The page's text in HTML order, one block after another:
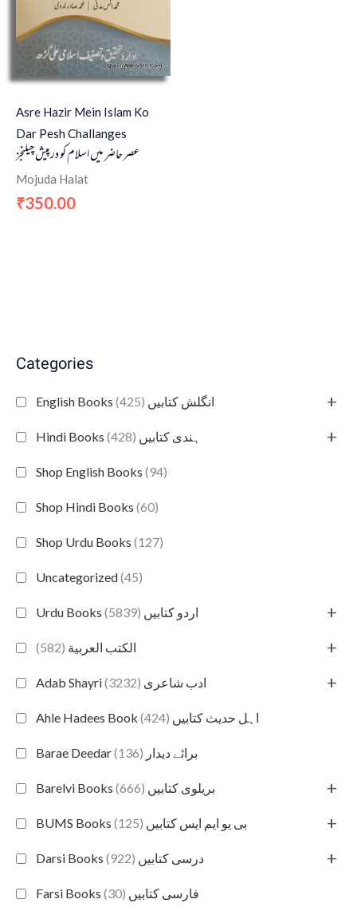
Categories
English Books انگلش کتابیں (425) +
Hindi Books ہندی کتابیں (428) +
Shop English Books (94)
Shop Hindi Books (60)
Shop Urdu Books (127)
Uncategorized(45)
Urdu Books اردو کتابیں (5839) +
الكتب العربية (582) +
Adab Shayri ادب شاعری (3232) +
Ahle Hadees Book اہل حدیث کتابیں (424)
Barae Deedar برائے دیدار (136)
Barelvi Books بریلوی کتابیں (666) +
BUMS Books بی یو ایم ایس کتابیں (125) +
Darsi Books درسی کتابیں (922) +
Farsi Books فارسی کتابیں (30)
Asre Hazir Mein Islam Ko
Dar Pesh Challanges
عصر حاضر میں اسلام کو درپیش چیلنجز
Mojuda Halat
₹350.00